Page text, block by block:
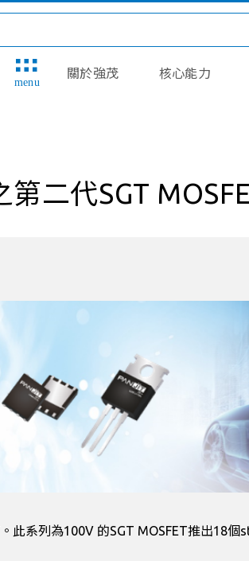
menu
關於強茂 核心能力
二代SGT
此系列為100V 的SGT MOSFET推出18